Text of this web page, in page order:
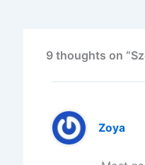
9 thoughts on
Zoya